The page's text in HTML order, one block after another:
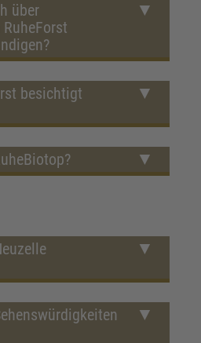
über
besichtigt